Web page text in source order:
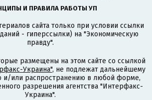
И ПРАВИЛА РАБОТЫ УП
сайта только при условии ссылки
- гиперссылки) на "Экономическую
правду".
размещены на этом сайте со ссылкой
Украина", не подлежат дальнейшему
и/или распространению в любой форме,
разрешения агентства "Интерфакс-
Украина".